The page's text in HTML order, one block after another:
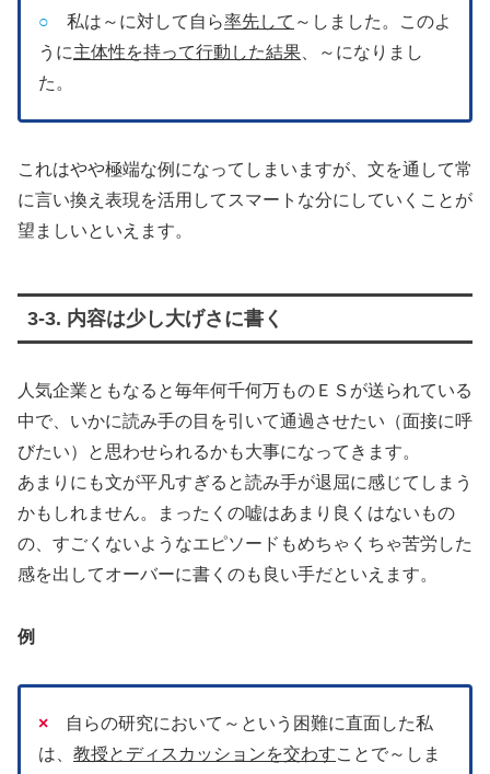
○ 私は～に対して自ら率先して ～しました。このよ
うに主体性を持って行動した結果 、～になりまし
た。
これはやや極端な例になってしまいますが、文を通して常
に言い換え表現を活用してスマートな分にしていくことが
望ましいといえます。
3-3. 内容は少し大げさに書く
人気企業ともなると毎年何千何万ものＥＳが送られている
中で、いかに読み手の目を引いて通過させたい（面接に呼
びたい）と思わせられるかも大事になってきます。
あまりにも文が平凡すぎると読み手が退屈に感じてしまう
かもしれません。まったくの嘘はあまり良くはないもの
の、すごくないようなエピソードもめちゃくちゃ苦労した
感を出してオーバーに書くのも良い手だといえます。
例
× 自らの研究において～という困難に直面した私
は、 教授とディスカッションを交わすことで～しま